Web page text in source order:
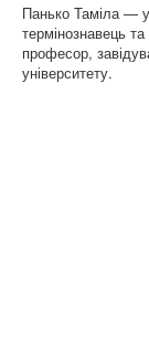
Панько Таміла —
термінознавець
професор,
університету.